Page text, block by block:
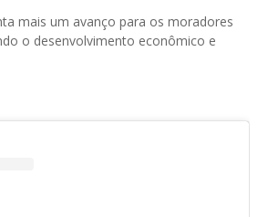
mais um avanço para os moradores
o desenvolvimento econômico e